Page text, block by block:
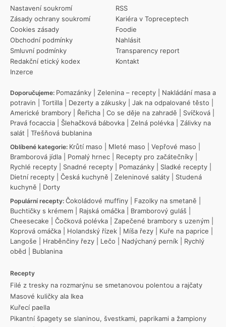
Nastavení soukromí
Zásady ochrany soukromí
Cookies zásady
Obchodní podmínky
Smluvní podmínky
Redakční etický kodex
Inzerce
RSS
Kariéra v Topreceptech
Foodie
Nahlásit
Transparency report
Kontakt
Doporučujeme: Pomazánky Zelenina – recepty
Nakládání masa a
potravin
Tortilla Dezerty a zákusky Jak na odpalované těsto
Americké brambory
Řeřicha Co se děje na zahradě Svíčková
Pravá focaccia
Šlehačková bábovka Zelná polévka
Zálivky na
salát
Třešňová bublanina
Oblíbené kategorie: Krůtí maso Mleté maso Vepřové maso
Bramborová jídla
Pomalý hrnec Recepty pro začátečníky
Rychlé recepty
Snadné recepty Pomazánky Sladké recepty
Dietní recepty
Česká kuchyně Zeleninové saláty
Studená
kuchyně
Dorty
Populární recepty: Čokoládové muffiny Fazolky na smetaně
Buchtičky s krémem
Rajská omáčka Bramborový guláš
Cheesecake
Čočková polévka Zapečené brambory s uzeným
Koprová omáčka
Holandský řízek Míša řezy Kuře na paprice
Langoše
Hraběnčiny řezy Lečo Nadýchaný perník
Rychlý
oběd
Bublanina
Recepty
Filé z tresky na rozmarýnu se smetanovou polentou a rajčaty
Masové kuličky ala Ikea
Kuřecí paella
Pikantní špagety se slaninou, švestkami, paprikami a žampiony